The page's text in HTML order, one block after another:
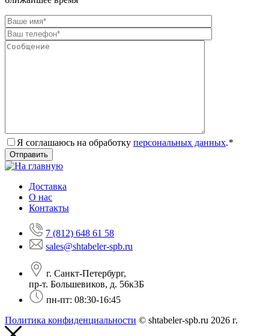
Я соглашаюсь на обработку персональных данных.*
Доставка
О нас
Контакты
7 (812) 648 61 58
sales@shtabeler-spb.ru
г. Санкт-Петербург,
пр-т. Большевиков, д. 56к3Б
пн-пт: 08:30-16:45
Политика конфиденциальности © shtabeler-spb.ru 2026 г.